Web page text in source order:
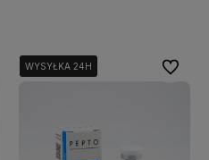
WYSYŁKA 24H
WYSYŁKA 24H
WYSYŁKA 24H Do